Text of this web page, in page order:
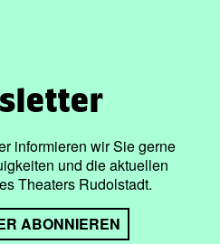
informieren wir Sie gerne
und die aktuellen
Theaters Rudolstadt.
ABONNIEREN